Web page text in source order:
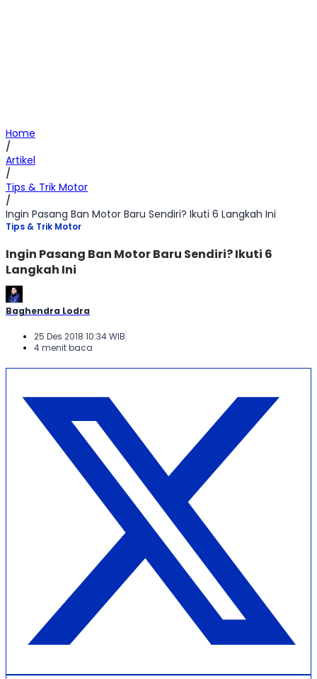
Home
/
Artikel
/
Tips & Trik Motor
/
Ingin Pasang Ban Motor Baru Sendiri? Ikuti 6 Langkah Ini
Tips & Trik Motor
Ingin Pasang Ban Motor Baru Sendiri? Ikuti 6
Langkah Ini
Baghendra Lodra
25 Des 2018 10:34 WIB
4 menit baca